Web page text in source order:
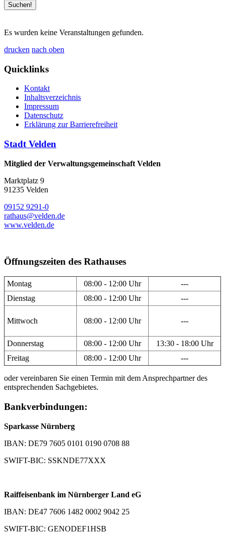
Es wurden keine Veranstaltungen gefunden.
drucken nach oben
Quicklinks
Kontakt
Inhaltsverzeichnis
Impressum
Datenschutz
Erklärung zur Barrierefreiheit
Stadt Velden
Mitglied der Verwaltungsgemeinschaft Velden
Marktplatz 9
91235 Velden
09152 9291-0
rathaus@velden.de
www.velden.de
Öffnungszeiten des Rathauses
Montag 08:00 - 12:00 Uhr
---
Dienstag
08:00 - 12:00 Uhr ---
Mittwoch 08:00 - 12:00 Uhr ---
Donnerstag 08:00 - 12:00 Uhr
13:30 - 18:00 Uhr
Freitag
08:00 - 12:00 Uhr ---
oder vereinbaren Sie einen Termin mit dem Ansprechpartner des
entsprechenden Sachgebietes.
Bankverbindungen:
Sparkasse Nürnberg
IBAN: DE79 7605 0101 0190 0708 88
SWIFT-BIC: SSKNDE77XXX
Raiffeisenbank im Nürnberger Land eG
IBAN: DE47 7606 1482 0002 9042 25
SWIFT-BIC: GENODEF1HSB